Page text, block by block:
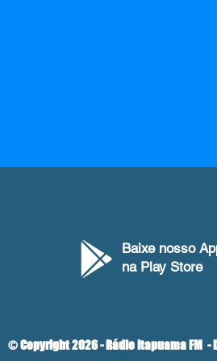
Baixe nosso
na Play Store
© Copyright 2026 - Rádio Itapuama FM -